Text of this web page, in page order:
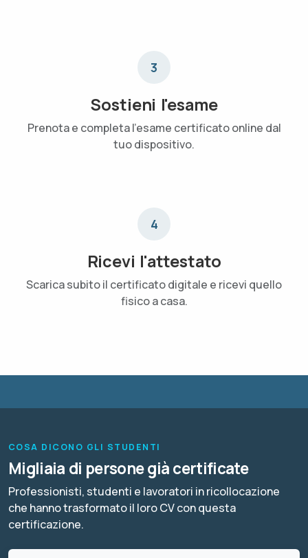
3
Sostieni l'esame
Prenota e completa l'esame certificato online dal
tuo dispositivo.
4
Ricevi l'attestato
Scarica subito il certificato digitale e ricevi quello
fisico a casa.
COSA DICONO GLI STUDENTI
Migliaia di persone già certificate
Professionisti, studenti e lavoratori in ricollocazione
che hanno trasformato il loro CV con questa
certificazione.